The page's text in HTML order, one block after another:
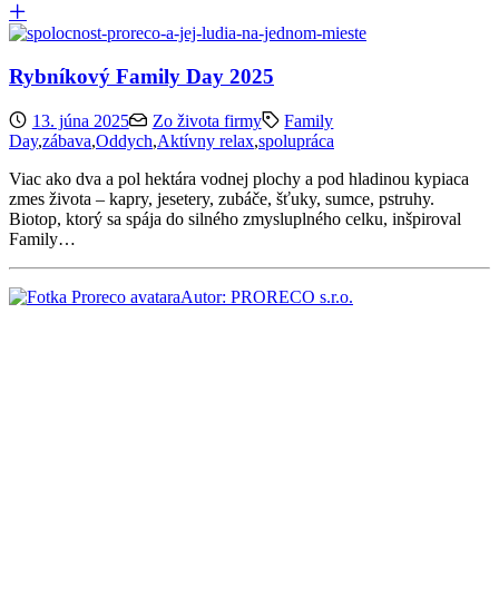
Rybníkový Family Day 2025
13. júna 2025 Zo života firmy
Family
Day,zábava,Oddych,Aktívny relax,spolupráca
Viac ako dva a pol hektára vodnej plochy a pod hladinou kypiaca
zmes života – kapry, jesetery, zubáče, šťuky, sumce, pstruhy.
Biotop, ktorý sa spája do silného zmysluplného celku, inšpiroval
Family…
Autor: PRORECO s.r.o.